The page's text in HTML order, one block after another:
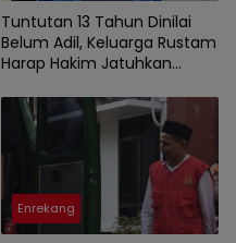
Tuntutan 13 Tahun Dinilai
Belum Adil, Keluarga Rustam
Harap Hakim Jatuhkan
Pelaku
Enrekang